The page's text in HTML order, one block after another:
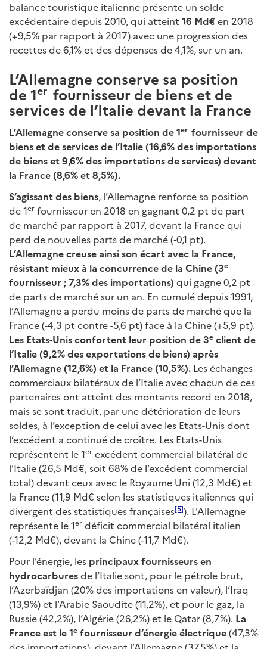
balance touristique italienne présente un solde
excédentaire depuis 2010, qui atteint 16 Md€ en 2018
(+9,5% par rapport à 2017) avec une progression des
recettes de 6,1% et des dépenses de 4,1%, sur un an.
L’Allemagne conserve sa position
de 1er fournisseur de biens et de
services de l’Italie devant la France
L’Allemagne conserve sa position de 1er fournisseur de
biens et de services de l’Italie (16,6% des importations
de biens et 9,6% des importations de services) devant
la France (8,6% et 8,5%).
S’agissant des biens, l’Allemagne renforce sa position
de 1er fournisseur en 2018 en gagnant 0,2 pt de part
de marché par rapport à 2017, devant la France qui
perd de nouvelles parts de marché (‑0,1 pt).
L’Allemagne creuse ainsi son écart avec la France,
résistant mieux à la concurrence de la Chine (3e
fournisseur ; 7,3% des importations) qui gagne 0,2 pt
de parts de marché sur un an. En cumulé depuis 1991,
l’Allemagne a perdu moins de parts de marché que la
France (-4,3 pt contre -5,6 pt) face à la Chine (+5,9 pt).
Les Etats-Unis confortent leur position de 3e client de
l’Italie (9,2% des exportations de biens) après
l’Allemagne (12,6%) et la France (10,5%). Les échanges
commerciaux bilatéraux de l’Italie avec chacun de ces
partenaires ont atteint des montants record en 2018,
mais se sont traduit, par une détérioration de leurs
soldes, à l’exception de celui avec les Etats-Unis dont
l’excédent a continué de croître. Les Etats-Unis
représentent le 1er excédent commercial bilatéral de
l’Italie (26,5 Md€, soit 68% de l’excédent commercial
total) devant ceux avec le Royaume Uni (12,3 Md€) et
la France (11,9 Md€ selon les statistiques italiennes qui
divergent des statistiques françaises[5]). L’Allemagne
représente le 1er déficit commercial bilatéral italien
(-12,2 Md€), devant la Chine (-11,7 Md€).
Pour l’énergie, les principaux fournisseurs en
hydrocarburesde l’Italie sont, pour le pétrole brut,
l’Azerbaïdjan (20% des importations en valeur), l’Iraq
(13,9%) et l’Arabie Saoudite (11,2%), et pour le gaz, la
Russie (42,2%), l’Algérie (26,2%) et le Qatar (8,7%). La
France est le 1e fournisseur d’énergie électrique(47,3%